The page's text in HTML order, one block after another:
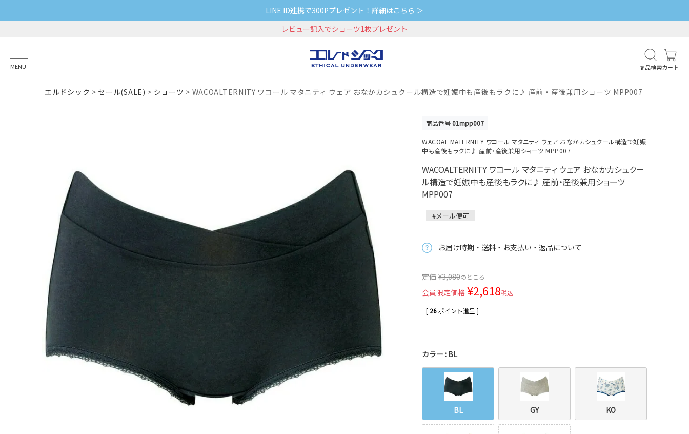
LINE ID連携で300Pプレゼント！詳細はこちら ＞
レビュー記入でショーツ1枚プレゼント
MENU 商品検索カート
エルドシック セール(SALE) ショーツ WACOALTERNITY ワコール マタニティ ウェア おなかカシュクール構造で妊娠中も産後もラクに♪ 産前・産後兼用ショーツ MPP007
商品番号01mpp007
WACOAL MATERNITY ワコール マタニティ ウェア おなかカシュクール構造で妊娠
中も産後もラクに♪ 産前・産後兼用ショーツ MPP007
WACOALTERNITY ワコール マタニティ ウェア おなかカシュクー
ル構造で妊娠中も産後もラクに♪ 産前・産後兼用ショーツ
MPP007
#メール便可
お届け時期・送料・お支払い・返品について
定価 ¥3,080のところ
会員限定価格 ¥2,618税込
[ 26ポイント進呈 ]
カラー BL
BL GY KO